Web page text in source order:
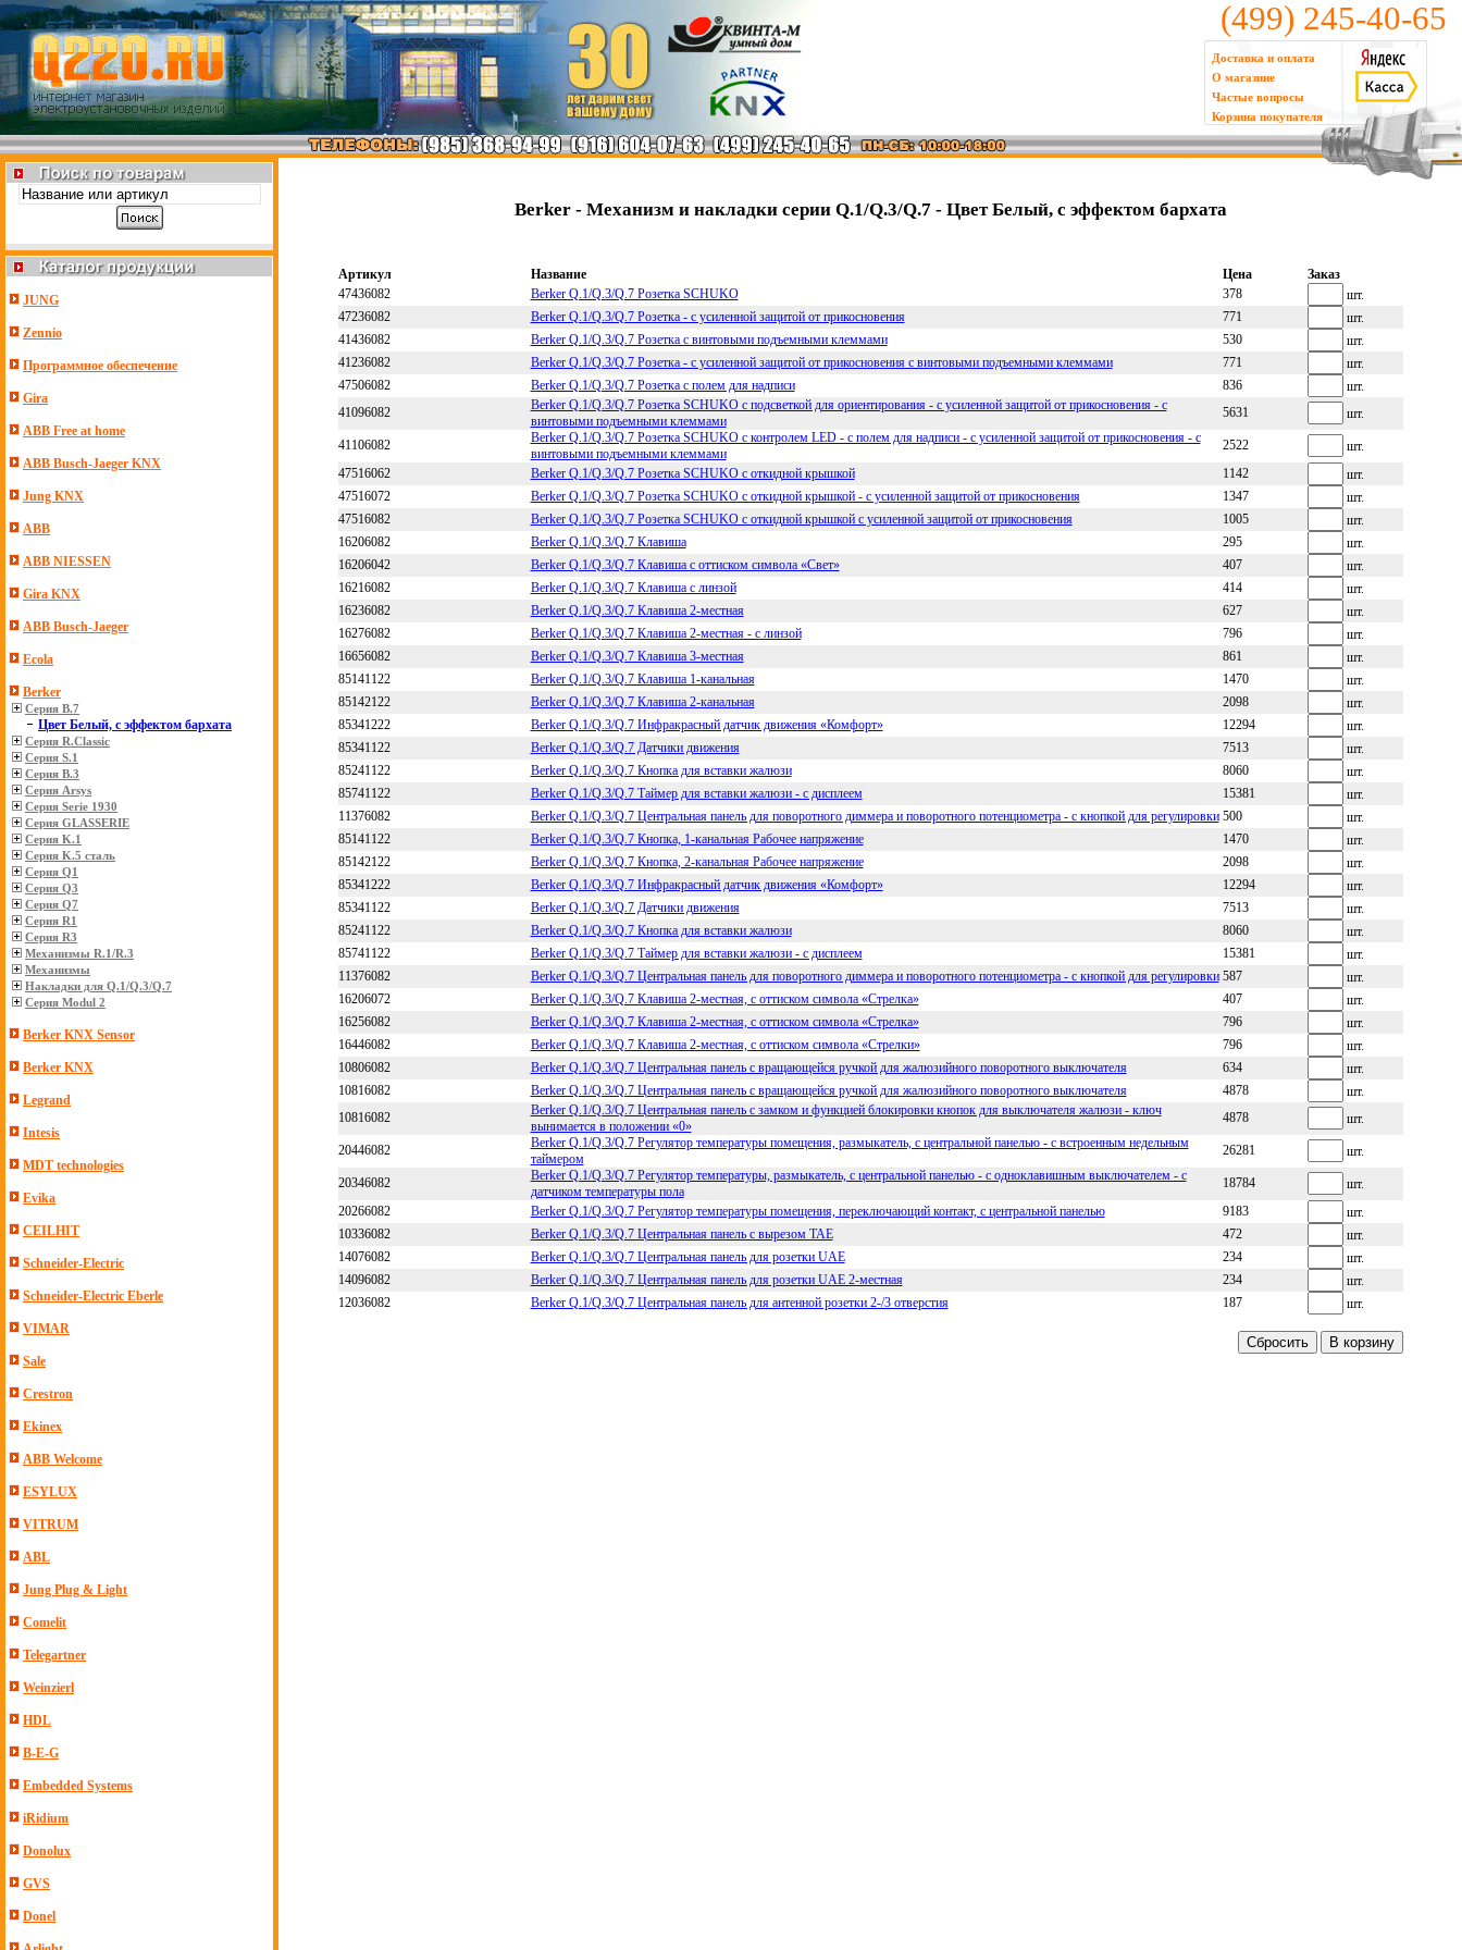
(499) 245-40-65
Доставка и оплата
О магазине
Частые вопросы
Корзина покупателя
JUNG
Zennio
Программное обеспечение
Gira
ABB Free at home
ABB Busch-Jaeger KNX
Jung KNX
ABB
ABB NIESSEN
Gira KNX
ABB Busch-Jaeger
Ecola
Berker
Серия B.7
Цвет Белый, с эффектом бархата
Серия R.Classic
Серия S.1
Серия B.3
Серия Arsys
Серия Serie 1930
Серия GLASSERIE
Серия K.1
Серия K.5 сталь
Серия Q1
Серия Q3
Серия Q7
Серия R1
Серия R3
Механизмы R.1/R.3
Механизмы
Накладки для Q.1/Q.3/Q.7
Серия Modul 2
Berker KNX Sensor
Berker KNX
Legrand
Intesis
MDT technologies
Evika
CEILHIT
Schneider-Electric
Schneider-Electric Eberle
VIMAR
Sale
Crestron
Ekinex
ABB Welcome
ESYLUX
VITRUM
ABL
Jung Plug & Light
Comelit
Telegartner
Weinzierl
HDL
B-E-G
Embedded Systems
iRidium
Donolux
GVS
Donel
Berker - Механизм и накладки серии Q.1/Q.3/Q.7 - Цвет Белый, с эффектом бархата
Артикул Название Цена
Заказ
47436082
Berker Q.1/Q.3/Q.7 Розетка SCHUKO 378
шт.
47236082
Berker Q.1/Q.3/Q.7 Розетка - с усиленной защитой от прикосновения 771
шт.
41436082
Berker Q.1/Q.3/Q.7 Розетка с винтовыми подъемными клеммами 530
шт.
41236082
Berker Q.1/Q.3/Q.7 Розетка - с усиленной защитой от прикосновения с винтовыми подъемными клеммами 771
шт.
47506082
Berker Q.1/Q.3/Q.7 Розетка с полем для надписи 836
шт.
41096082
Berker Q.1/Q.3/Q.7 Розетка SCHUKO с подсветкой для ориентирования - с усиленной защитой от прикосновения - с
винтовыми подъемными клеммами
5631 шт.
41106082
Berker Q.1/Q.3/Q.7 Розетка SCHUKO с контролем LED - с полем для надписи - с усиленной защитой от прикосновения - с
винтовыми подъемными клеммами
2522
шт.
47516062
Berker Q.1/Q.3/Q.7 Розетка SCHUKO с откидной крышкой 1142
шт.
47516072
Berker Q.1/Q.3/Q.7 Розетка SCHUKO с откидной крышкой - с усиленной защитой от прикосновения 1347
шт.
47516082
Berker Q.1/Q.3/Q.7 Розетка SCHUKO с откидной крышкой с усиленной защитой от прикосновения 1005
шт.
16206082
Berker Q.1/Q.3/Q.7 Клавиша 295
шт.
16206042
Berker Q.1/Q.3/Q.7 Клавиша с оттиском символа «Свет» 407
шт.
16216082
Berker Q.1/Q.3/Q.7 Клавиша с линзой 414
шт.
16236082
Berker Q.1/Q.3/Q.7 Клавиша 2-местная 627
шт.
16276082
Berker Q.1/Q.3/Q.7 Клавиша 2-местная - с линзой 796
шт.
16656082
Berker Q.1/Q.3/Q.7 Клавиша 3-местная 861
шт.
85141122
Berker Q.1/Q.3/Q.7 Клавиша 1-канальная 1470
шт.
85142122
Berker Q.1/Q.3/Q.7 Клавиша 2-канальная 2098
шт.
85341222
Berker Q.1/Q.3/Q.7 Инфракрасный датчик движения «Комфорт» 12294
шт.
85341122
Berker Q.1/Q.3/Q.7 Датчики движения 7513
шт.
85241122
Berker Q.1/Q.3/Q.7 Кнопка для вставки жалюзи 8060
шт.
85741122
Berker Q.1/Q.3/Q.7 Таймер для вставки жалюзи - с дисплеем 15381
шт.
11376082
Berker Q.1/Q.3/Q.7 Центральная панель для поворотного диммера и поворотного потенциометра - с кнопкой для регулировки 500
шт.
85141122
Berker Q.1/Q.3/Q.7 Кнопка, 1-канальная Рабочее напряжение 1470
шт.
85142122
Berker Q.1/Q.3/Q.7 Кнопка, 2-канальная Рабочее напряжение 2098
шт.
85341222
Berker Q.1/Q.3/Q.7 Инфракрасный датчик движения «Комфорт» 12294
шт.
85341122
Berker Q.1/Q.3/Q.7 Датчики движения 7513
шт.
85241122
Berker Q.1/Q.3/Q.7 Кнопка для вставки жалюзи 8060
шт.
85741122
Berker Q.1/Q.3/Q.7 Таймер для вставки жалюзи - с дисплеем 15381
шт.
11376082
Berker Q.1/Q.3/Q.7 Центральная панель для поворотного диммера и поворотного потенциометра - с кнопкой для регулировки 587
шт.
16206072
Berker Q.1/Q.3/Q.7 Клавиша 2-местная, с оттиском символа «Стрелка» 407
шт.
16256082
Berker Q.1/Q.3/Q.7 Клавиша 2-местная, с оттиском символа «Стрелка» 796
шт.
16446082
Berker Q.1/Q.3/Q.7 Клавиша 2-местная, с оттиском символа «Стрелки» 796
шт.
10806082
Berker Q.1/Q.3/Q.7 Центральная панель с вращающейся ручкой для жалюзийного поворотного выключателя 634
шт.
10816082
Berker Q.1/Q.3/Q.7 Центральная панель с вращающейся ручкой для жалюзийного поворотного выключателя 4878
шт.
10816082
Berker Q.1/Q.3/Q.7 Центральная панель с замком и функцией блокировки кнопок для выключателя жалюзи - ключ
вынимается в положении «0»
4878 шт.
20446082
Berker Q.1/Q.3/Q.7 Регулятор температуры помещения, размыкатель, с центральной панелью - с встроенным недельным
таймером
26281 шт.
20346082
Berker Q.1/Q.3/Q.7 Регулятор температуры, размыкатель, с центральной панелью - с одноклавишным выключателем - с
датчиком температуры пола
18784
шт.
20266082
Berker Q.1/Q.3/Q.7 Регулятор температуры помещения, переключающий контакт, с центральной панелью 9183
шт.
10336082
Berker Q.1/Q.3/Q.7 Центральная панель с вырезом TAE 472
шт.
14076082
Berker Q.1/Q.3/Q.7 Центральная панель для розетки UAE 234
шт.
14096082
Berker Q.1/Q.3/Q.7 Центральная панель для розетки UAE 2-местная 234
шт.
12036082
Berker Q.1/Q.3/Q.7 Центральная панель для антенной розетки 2-/3 отверстия 187 шт.